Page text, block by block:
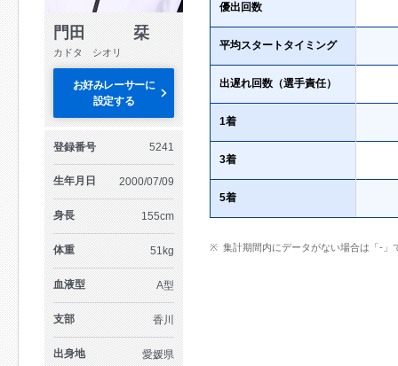
門田 栞
カドタ シオリ
お好みレーサーに
設定する
登録番号 5241
生年月日 2000/07/09
身長 155cm
体重 51kg
血液型 A型
支部 香川
出身地 愛媛県
優出回数
平均スタートタイミング
出遅れ回数（選手責任）
1着
3着
5着
集計期間内にデータがない場合は「-」